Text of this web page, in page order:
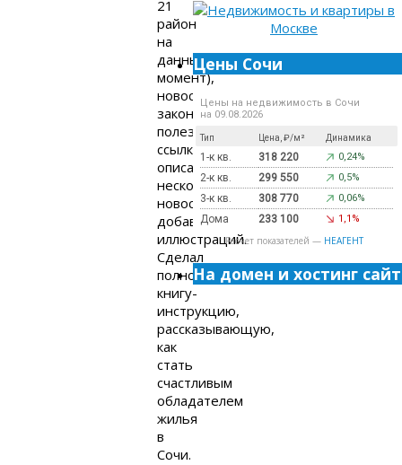
21
район
на
данный
момент),
новости
законодательства,
полезные
ссылки,
описал
несколько
новостроек,
добавил
иллюстраций.
Сделал
полноценную
книгу-
инструкцию,
рассказывающую,
как
стать
счастливым
обладателем
жилья
в
Сочи.
Цены Сочи
Цены на недвижимость в Сочи
на 09.08.2026
Тип Цена, ₽/м² Динамика
1-к кв. 318 220 0,24%
2-к кв. 299 550 0,5%
3-к кв. 308 770 0,06%
Дома 233 100 1,1%
Расчет показателей — НЕАГЕНТ
На домен и хостинг